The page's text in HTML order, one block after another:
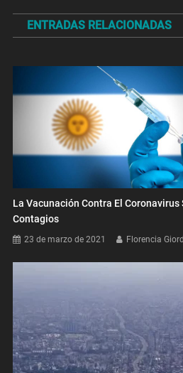
de
entradas
ENTRADAS RELACIONADAS
La Vacunación Contra El Coronavirus
Contagios
23 de marzo de 2021 Florencia